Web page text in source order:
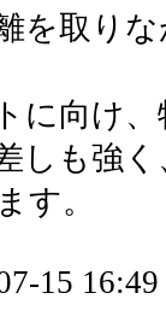
を取り
に向け
しも強
す。
15